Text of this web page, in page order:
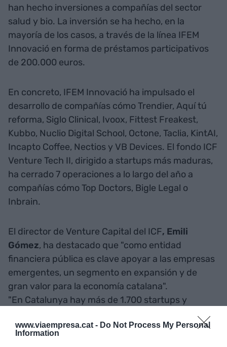
www.viaempresa.cat - Do Not Process My Personal
Information
han hecho inversiones a compañías del sector
salud y bio. La inversión se ha hecho, en la
mayoría de los casos, a través de la línea IFEM
Innovació en forma de préstamos participativos
de 200.000 euros.
En concreto, IFEM Innovació ha impulsado el
desarrollo de compañías cómo Trendier, Aquí tú
reforma, Siglo Clinical, Ivoox, Fittest Freakest,
Kubbo, Nuclio Digital School, Octone, Taclia, KintAI,
Incapto Coffee, Nectios y VB Devices. El fondo ICF
Venture Tech II, dirigido a startups más maduras,
ha cerrado 7 operaciones a lo largo del año a
compañías cómo Top Doctors, Bigle Legal o
Inbrain.
El director de Venture Capital del ICF, Emili
Gómez, ha destacado que "como entidad
financiera pública es clave apoyar a las empresas
emergentes, un segmento en expansión y de
gran valor para la economía catalana".
"En Catalunya hay más de 1.700 startups y
Unión Europea; desde el ICF queremos continuar